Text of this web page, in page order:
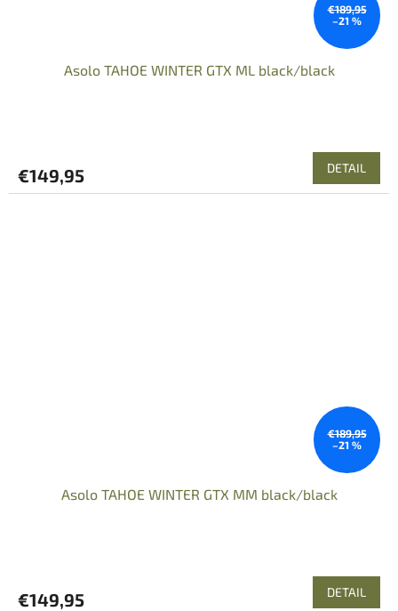
€189,95
–21 %
Asolo TAHOE WINTER GTX ML black/black
€149,95 DETAIL
€189,95
–21 %
Asolo TAHOE WINTER GTX MM black/black
€149,95 DETAIL